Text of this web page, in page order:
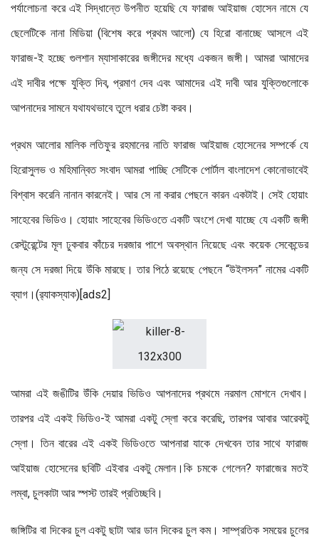
পর্যালোচনা করে এই সিদ্ধান্তে উপনীত হয়েছি যে ফারাজ আইয়াজ হোসেন নামে যে
ছেলেটিকে নানা মিডিয়া (বিশেষ করে প্রথম আলো) যে হিরো বানাচ্ছে আসলে এই
ফারাজ-ই হচ্ছে গুলশান ম্যাসাকারের জঙ্গীদের মধ্যে একজন জঙ্গী। আমরা আমাদের
এই দাবীর পক্ষে যুক্তি দিব, প্রমাণ দেব এবং আমাদের এই দাবী আর যুক্তিগুলোকে
আপনাদের সামনে যথাযথভাবে তুলে ধরার চেষ্টা করব।
প্রথম আলোর মালিক লতিফুর রহমানের নাতি ফারাজ আইয়াজ হোসেনের সম্পর্কে যে
হিরোসুলভ ও মহিমান্বিত সংবাদ আমরা পাচ্ছি সেটিকে পোর্টাল বাংলাদেশ কোনোভাবেই
বিশ্বাস করেনি নানান কারনেই। আর সে না করার পেছনে কারন একটাই। সেই হোয়াং
সাহেবের ভিডিও। হোয়াং সাহেবের ভিডিওতে একটি অংশে দেখা যাচ্ছে যে একটি জঙ্গী
রেস্টুরেন্টের মূল ঢুকবার কাঁচের দরজার পাশে অবস্থান নিয়েছে এবং কয়েক সেকেন্ডের
জন্য সে দরজা দিয়ে উঁকি মারছে। তার পিঠে রয়েছে পেছনে “উইলসন” নামের একটি
ব্যাগ।(র‍্যাকস্যাক)[ads2]
আমরা এই জঙীটির উঁকি দেয়ার ভিডিও আপনাদের প্রথমে নরমাল মোশনে দেখাব।
তারপর এই একই ভিডিও-ই আমরা একটু স্লো করে করেছি, তারপর আবার আরেকটু
স্লো। তিন বারের এই একই ভিডিওতে আপনারা যাকে দেখবেন তার সাথে ফারাজ
আইয়াজ হোসেনের ছবিটি এইবার একটু মেলান।কি চমকে গেলেন? ফারাজের মতই
লম্বা, চুলকাটা আর স্পস্ট তারই প্রতিচ্ছবি।
জঙ্গিটির বা দিকের চুল একটু ছাটা আর ডান দিকের চুল কম। সাম্প্রতিক সময়ের চুলের